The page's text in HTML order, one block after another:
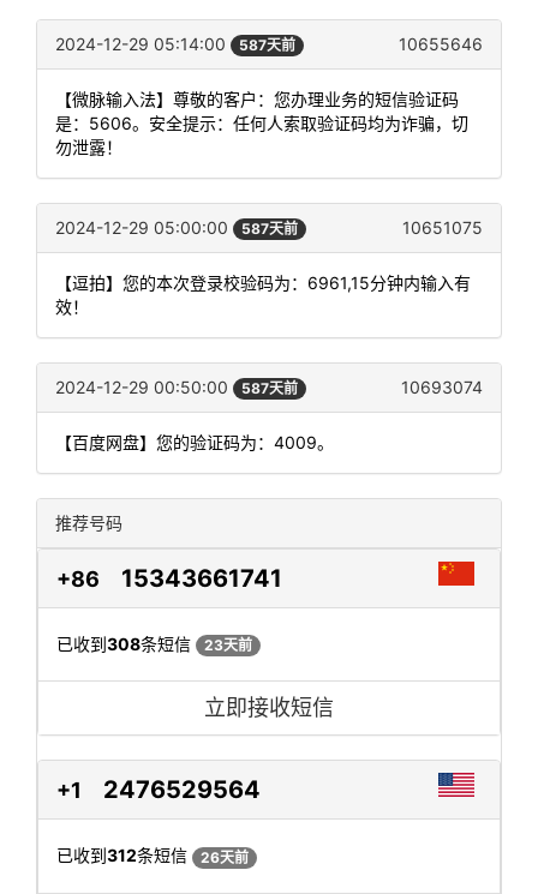
2024-12-29 05:14:00 587天前 10655646
【微脉输入法】尊敬的客户：您办理业务的短信验证码
是：5606。安全提示：任何人索取验证码均为诈骗，切
勿泄露！
2024-12-29 05:00:00 587天前 10651075
【逗拍】您的本次登录校验码为：6961,15分钟内输入有
效！
2024-12-29 00:50:00 587天前 10693074
【百度网盘】您的验证码为：4009。
推荐号码
+86 15343661741
已收到308条短信 23天前
立即接收短信
+1 2476529564
已收到312条短信 26天前